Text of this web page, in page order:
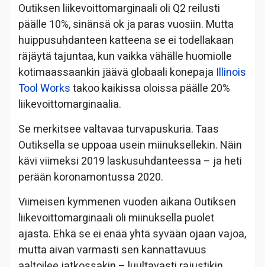
Outiksen liikevoittomarginaali oli Q2 reilusti
päälle 10%, sinänsä ok ja paras vuosiin. Mutta
huippusuhdanteen katteena se ei todellakaan
räjäytä tajuntaa, kun vaikka vähälle huomiolle
kotimaassaankin jäävä globaali konepaja Illinois
Tool Workstakoo kaikissa oloissa päälle 20%
liikevoittomarginaalia.
Se merkitsee valtavaa turvapuskuria. Taas
Outiksella se uppoaa usein miinuksellekin. Näin
kävi viimeksi 2019 laskusuhdanteessa – ja heti
perään koronamontussa 2020.
Viimeisen kymmenen vuoden aikana Outiksen
liikevoittomarginaali oli miinuksella puolet
ajasta. Ehkä se ei enää yhtä syvään ojaan vajoa,
mutta aivan varmasti sen kannattavuus